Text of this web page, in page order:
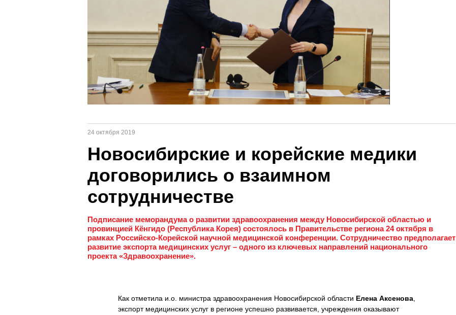
24 октября 2019
Новосибирские и корейские медики
договорились о взаимном
сотрудничестве
Подписание меморандума о развитии здравоохранения между Новосибирской областью и
провинцией Кёнгидо (Республика Корея) состоялось в Правительстве региона 24 октября в
рамках Российско-Корейской научной медицинской конференции. Сотрудничество предполагает
развитие экспорта медицинских услуг – одного из ключевых направлений национального
проекта «Здравоохранение».
Как отметила и.о. министра здравоохранения Новосибирской области Елена Аксенова
экспорт медицинских услуг в регионе успешно развивается, учреждения оказывают